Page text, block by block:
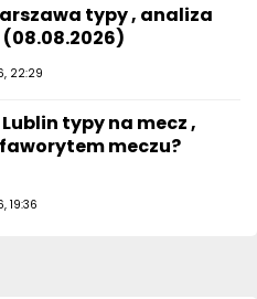
typy , analiza
22:29
typy na mecz ,
meczu?
19:36